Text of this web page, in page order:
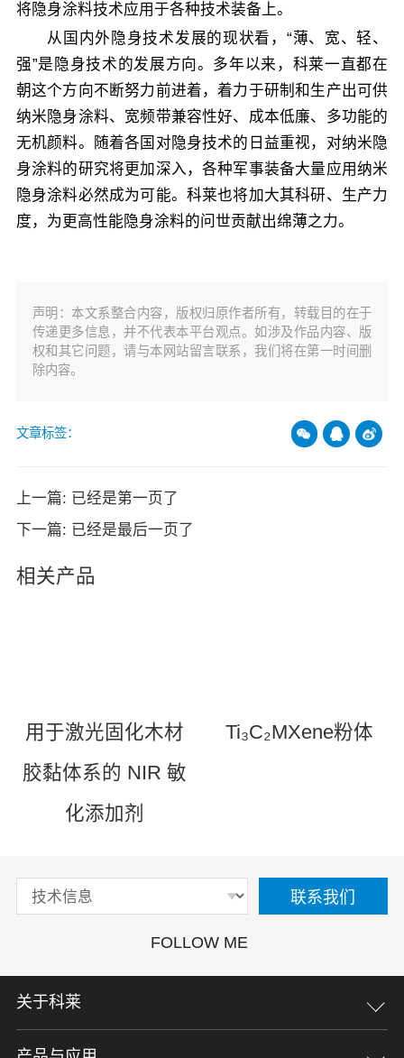
将隐身涂料技术应用于各种技术装备上。
从国内外隐身技术发展的现状看，“薄、宽、轻、
强”是隐身技术的发展方向。多年以来，科莱一直都在
朝这个方向不断努力前进着，着力于研制和生产出可供
纳米隐身涂料、宽频带兼容性好、成本低廉、多功能的
无机颜料。随着各国对隐身技术的日益重视，对纳米隐
身涂料的研究将更加深入，各种军事装备大量应用纳米
隐身涂料必然成为可能。科莱也将加大其科研、生产力
度，为更高性能隐身涂料的问世贡献出绵薄之力。
声明：本文系整合内容，版权归原作者所有，转载目的在于
传递更多信息，并不代表本平台观点。如涉及作品内容、版
权和其它问题，请与本网站留言联系，我们将在第一时间删
除内容。
文章标签：
上一篇: 已经是第一页了
下一篇: 已经是最后一页了
相关产品
用于激光固化木材
胶黏体系的 NIR 敏
化添加剂
Ti₃C₂MXene粉体
联系我们
FOLLOW ME
关于科莱
企业文化
荣誉资质
企业大事记
加入我们
联系我们